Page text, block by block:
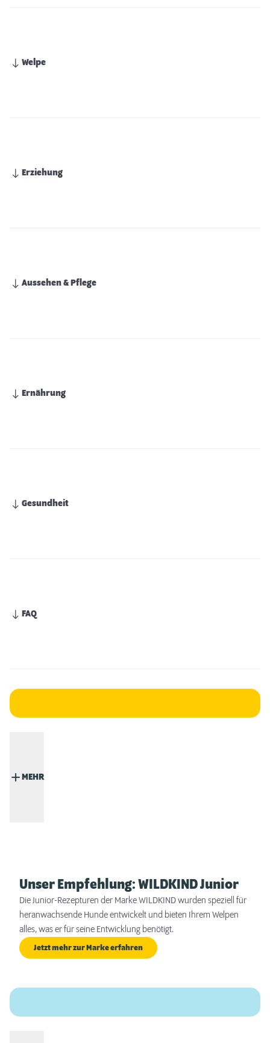
Welpe
Erziehung
Aussehen & Pflege
Ernährung
Gesundheit
FAQ
MEHR
Unser Empfehlung: WILDKIND Junior
Die Junior-Rezepturen der Marke WILDKIND wurden speziell für
heranwachsende Hunde entwickelt und bieten Ihrem Welpen
alles, was er für seine Entwicklung benötigt.
Jetzt mehr zur Marke erfahren